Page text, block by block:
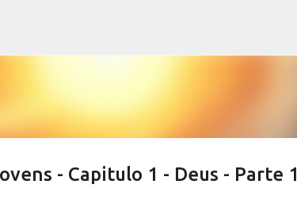
- Capitulo 1 - Deus - Parte 1